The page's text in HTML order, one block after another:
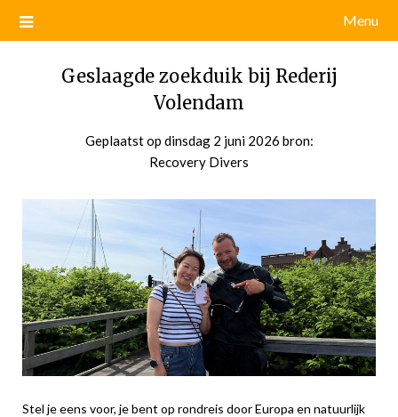
Menu
Geslaagde zoekduik bij Rederij
Volendam
Geplaatst op dinsdag 2 juni 2026 door
bron:
Recovery Divers
Stel je eens voor, je bent op rondreis door Europa en natuurlijk